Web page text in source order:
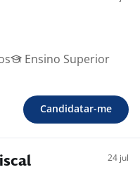
Ensino Superior
Candidatar-me
24 jul